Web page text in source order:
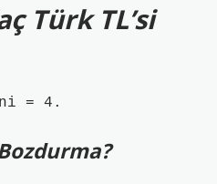
Türk TL’si
= 4.